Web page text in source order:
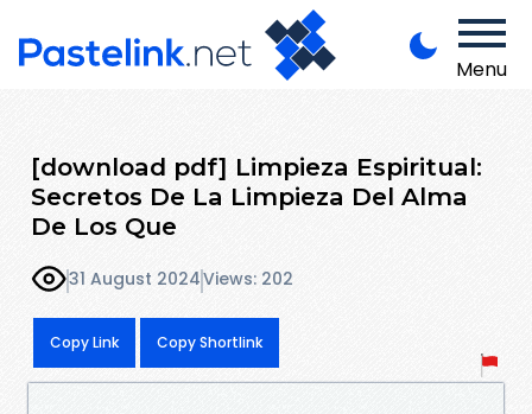
Menu
[download pdf] Limpieza Espiritual:
Secretos De La Limpieza Del Alma
De Los Que
31 August 2024Views: 202
Copy Link Copy Shortlink